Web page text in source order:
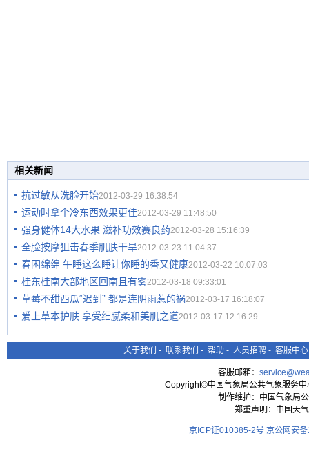
相关新闻
抗过敏从洗脸开始2012-03-29 16:38:54
运动时拿个冷东西效果更佳2012-03-29 11:48:50
强身健体14大水果 滋补功效赛良药2012-03-28 15:16:39
全脸按摩狙击春季肌肤干旱2012-03-23 11:04:37
春困绵绵 午睡这么睡让你睡的香又健康2012-03-22 10:07:03
桂东桂南大部地区回南且有雾2012-03-18 09:33:01
草莓不甜西瓜“迟到” 都是连阴雨惹的祸2012-03-17 16:18:07
爱上草本护肤 享受细腻柔和美肌之道2012-03-17 12:16:29
关于我们 - 联系我们 - 帮助 - 人员招聘 - 客服中心
客服邮箱：
Copyright©中国气象局公共气象服务
制作维护：中国气象局
郑重声明：中国天
京ICP证010385-2号 京公网安